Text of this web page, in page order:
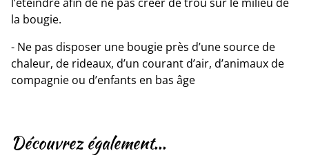
la bougie.
- Ne pas disposer une bougie près d’une source de
chaleur, de rideaux, d’un courant d’air, d’animaux de
compagnie ou d’enfants en bas âge
Découvrez également...